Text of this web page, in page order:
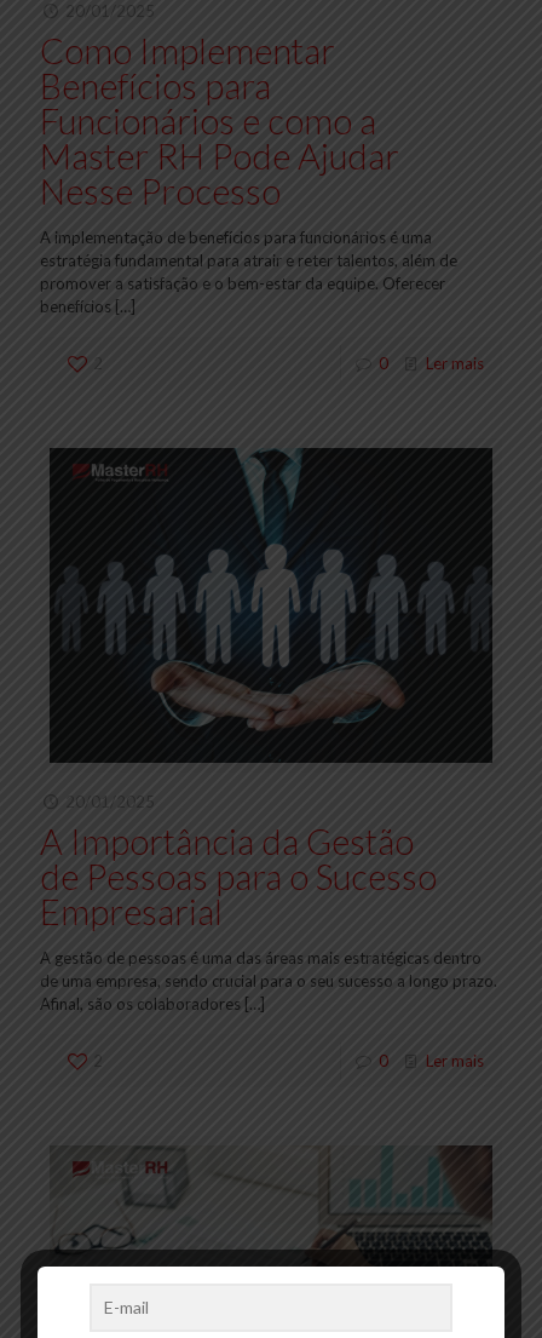
20/01/2025
Como Implementar
Benefícios para
Funcionários e como a
Master RH Pode Ajudar
Nesse Processo
A implementação de benefícios para funcionários é uma
estratégia fundamental para atrair e reter talentos, além de
promover a satisfação e o bem-estar da equipe. Oferecer
benefícios […]
2 0 Ler mais
20/01/2025
A Importância da Gestão
de Pessoas para o Sucesso
Empresarial
A gestão de pessoas é uma das áreas mais estratégicas dentro
de uma empresa, sendo crucial para o seu sucesso a longo prazo.
Afinal, são os colaboradores […]
2 0 Ler mais